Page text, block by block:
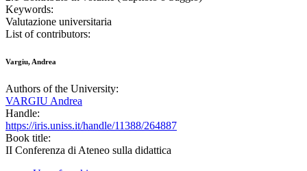
Keywords:
Valutazione universitaria
List of contributors:
Vargiu, Andrea
Authors of the University:
VARGIU Andrea
Handle:
https://iris.uniss.it/handle/11388/264887
Book title:
II Conferenza di Ateneo sulla didattica